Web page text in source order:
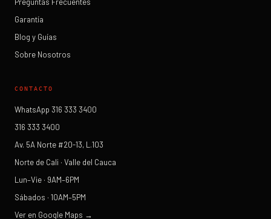
Garantía
Blog y Guías
Sobre Nosotros
CONTACTO
WhatsApp 316 333 3400
316 333 3400
Av. 5A Norte #20-13, L.103
Norte de Cali · Valle del Cauca
Lun–Vie · 9AM–6PM
Sábados · 10AM–5PM
Ver en Google Maps →